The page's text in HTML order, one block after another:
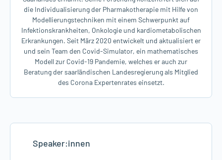
die Individualisierung der Pharmakotherapie mit Hilfe von
Modellierungstechniken mit einem Schwerpunkt auf
Infektionskrankheiten, Onkologie und kardiometabolischen
Erkrankungen. Seit März 2020 entwickelt und aktualisiert er
und sein Team den Covid-Simulator, ein mathematisches
Modell zur Covid-19 Pandemie, welches er auch zur
Beratung der saarländischen Landesregierung als Mitglied
des Corona Expertenrates einsetzt.
Speaker:innen